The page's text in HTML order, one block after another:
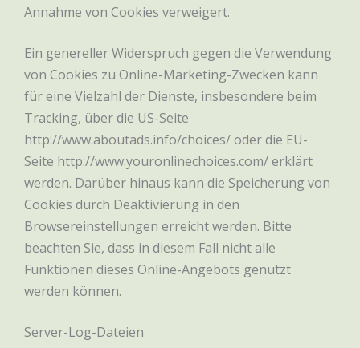
Annahme von Cookies verweigert.
Ein genereller Widerspruch gegen die Verwendung
von Cookies zu Online-Marketing-Zwecken kann
für eine Vielzahl der Dienste, insbesondere beim
Tracking, über die US-Seite
http://www.aboutads.info/choices/ oder die EU-
Seite http://www.youronlinechoices.com/ erklärt
werden. Darüber hinaus kann die Speicherung von
Cookies durch Deaktivierung in den
Browsereinstellungen erreicht werden. Bitte
beachten Sie, dass in diesem Fall nicht alle
Funktionen dieses Online-Angebots genutzt
werden können.
Server-Log-Dateien